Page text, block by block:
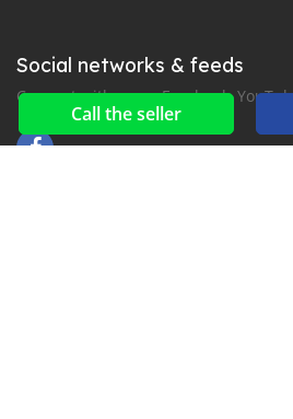
Call the seller
Social networks & feeds
Connect with us on Facebook,